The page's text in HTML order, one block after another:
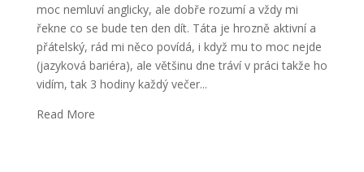
moc nemluví anglicky, ale dobře rozumí a vždy mi
řekne co se bude ten den dít. Táta je hrozně aktivní a
přátelský, rád mi něco povídá, i když mu to moc nejde
(jazyková bariéra), ale většinu dne tráví v práci takže ho
vidím, tak 3 hodiny každý večer...
Read More